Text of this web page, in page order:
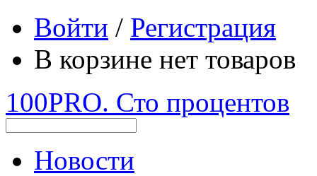
Войти / Регистрация
В корзине нет товаров
100PRO. Сто процентов
Новости